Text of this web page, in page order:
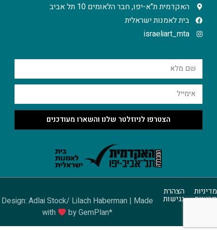
האקדמית ת"א-יפו, חבר הלאומים 10 תל אביב
בית לאמנות ישראלית
israeliart_mta
הצטרפו לניוזלטר שלנו והשארו מעודכנים
מדיניות
פרטיות
הצהרת
נגישות
Design: Adlai Stock/ Lilach Haberman | Made
with
by GemPlan*